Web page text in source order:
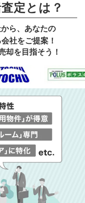
定とは？
ら、あなたの
社をご提案！
却を目指そう！